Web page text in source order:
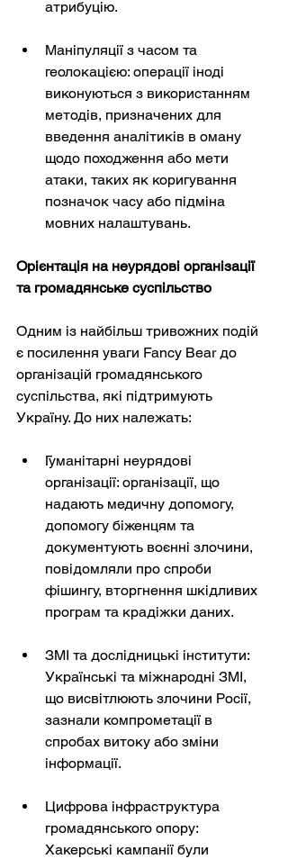
атрибуцію.
Маніпуляції з часом та
геолокацією: операції іноді
виконуються з використанням
методів, призначених для
введення аналітиків в оману
щодо походження або мети
атаки, таких як коригування
позначок часу або підміна
мовних налаштувань.
Орієнтація на неурядові організації
та громадянське суспільство
Одним із найбільш тривожних подій
є посилення уваги Fancy Bear до
організацій громадянського
суспільства, які підтримують
Україну. До них належать:
Гуманітарні неурядові
організації: організації, що
надають медичну допомогу,
допомогу біженцям та
документують воєнні злочини,
повідомляли про спроби
фішингу, вторгнення шкідливих
програм та крадіжки даних.
ЗМІ та дослідницькі інститути:
Українські та міжнародні ЗМІ,
що висвітлюють злочини Росії,
зазнали компрометації в
спробах витоку або зміни
інформації.
Цифрова інфраструктура
громадянського опору:
Хакерські кампанії були